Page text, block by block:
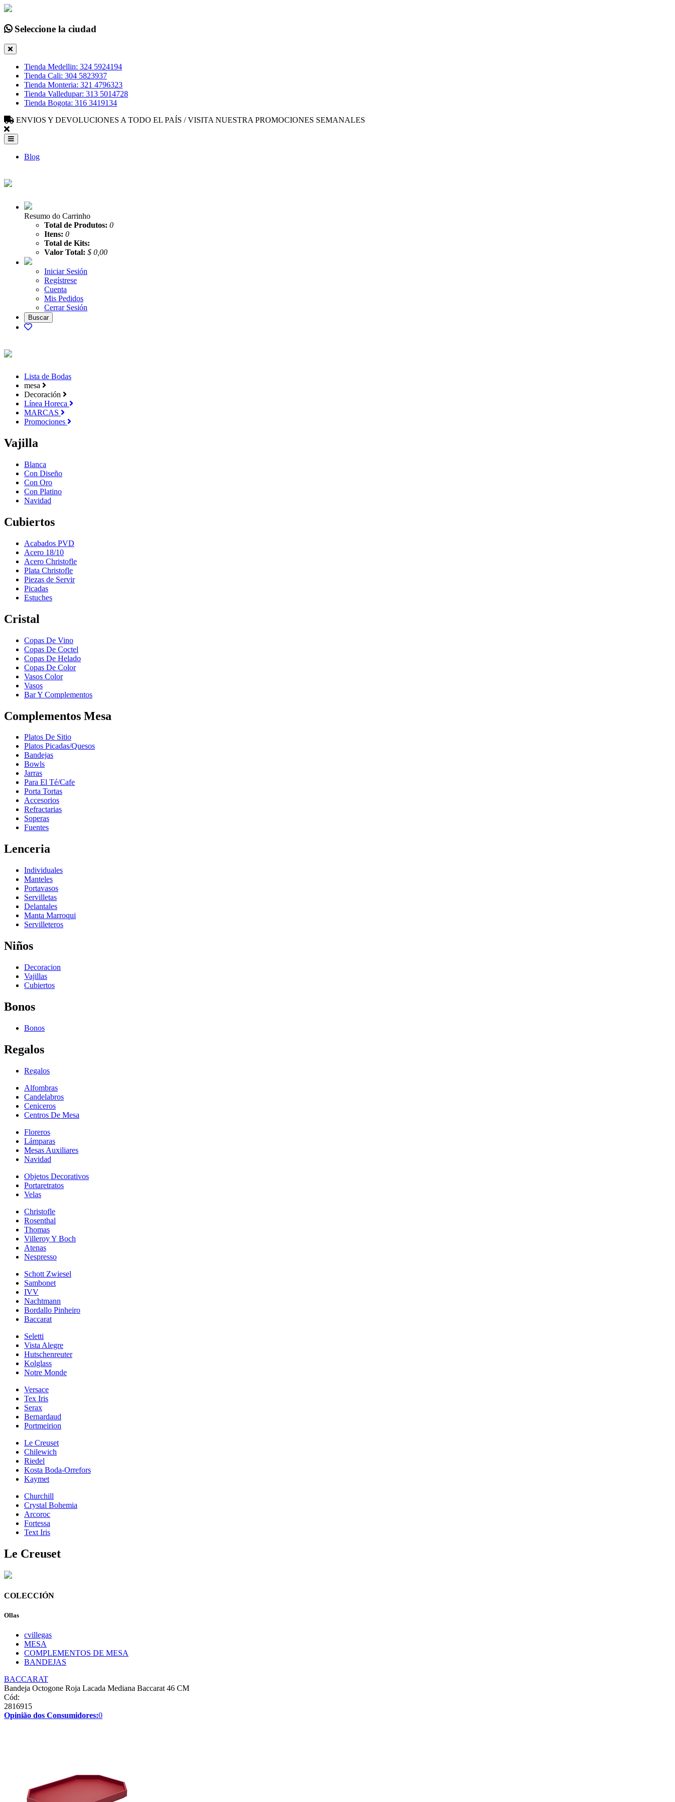
Seleccione la ciudad
Tienda Medellin: 324 5924194
Tienda Cali: 304 5823937
Tienda Monteria: 321 4796323
Tienda Valledupar: 313 5014728
Tienda Bogota: 316 3419134
ENVIOS Y DEVOLUCIONES A TODO EL PAÍS / VISITA NUESTRA PROMOCIONES SEMANALES
Blog
Resumo do Carrinho
Total de Produtos: 0
Itens: 0
Total de Kits:
Valor Total: $ 0,00
Iniciar Sesión
Regístrese
Cuenta
Mis Pedidos
Cerrar Sesión
Lista de Bodas
mesa
Decoración
Línea Horeca
MARCAS
Promociones
Vajilla
Blanca
Con Diseño
Con Oro
Con Platino
Navidad
Cubiertos
Acabados PVD
Acero 18/10
Acero Christofle
Plata Christofle
Piezas de Servir
Picadas
Estuches
Cristal
Copas De Vino
Copas De Coctel
Copas De Helado
Copas De Color
Vasos Color
Vasos
Bar Y Complementos
Complementos Mesa
Platos De Sitio
Platos Picadas/Quesos
Bandejas
Bowls
Jarras
Para El Té/Cafe
Porta Tortas
Accesorios
Refractarias
Soperas
Fuentes
Lenceria
Individuales
Manteles
Portavasos
Servilletas
Delantales
Manta Marroqui
Servilleteros
Niños
Decoracion
Vajillas
Cubiertos
Bonos
Bonos
Regalos
Regalos
Alfombras
Candelabros
Ceniceros
Centros De Mesa
Floreros
Lámparas
Mesas Auxiliares
Navidad
Objetos Decorativos
Portaretratos
Velas
Christofle
Rosenthal
Thomas
Villeroy Y Boch
Atenas
Nespresso
Schott Zwiesel
Sambonet
IVV
Nachtmann
Bordallo Pinheiro
Baccarat
Seletti
Vista Alegre
Hutschenreuter
Kolglass
Notre Monde
Versace
Tex Iris
Serax
Bernardaud
Portmeirion
Le Creuset
Chilewich
Riedel
Kosta Boda-Orrefors
Kaymet
Churchill
Crystal Bohemia
Arcoroc
Fortessa
Text Iris
Le Creuset
COLECCIÓN
Ollas
cvillegas
MESA
COMPLEMENTOS DE MESA
BANDEJAS
BACCARAT
Bandeja Octogone Roja Lacada Mediana Baccarat 46 CM
Cód:
2816915
Opinião dos Consumidores:0